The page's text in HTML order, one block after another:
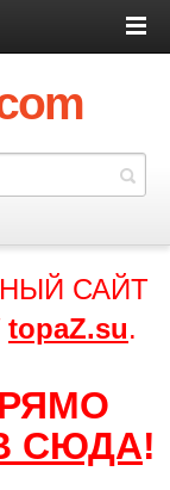
САЙТ
topaZ.su.
СЮДА!